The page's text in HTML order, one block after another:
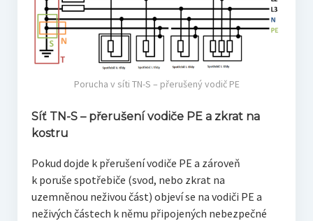
Porucha v síti TN-S – přerušený vodič PE
Síť TN-S – přerušení vodiče PE a zkrat na
kostru
Pokud dojde k přerušení vodiče PE a zároveň
k poruše spotřebiče (svod, nebo zkrat na
uzemněnou neživou část) objeví se na vodiči PE a
neživých částech k němu připojených nebezpečné